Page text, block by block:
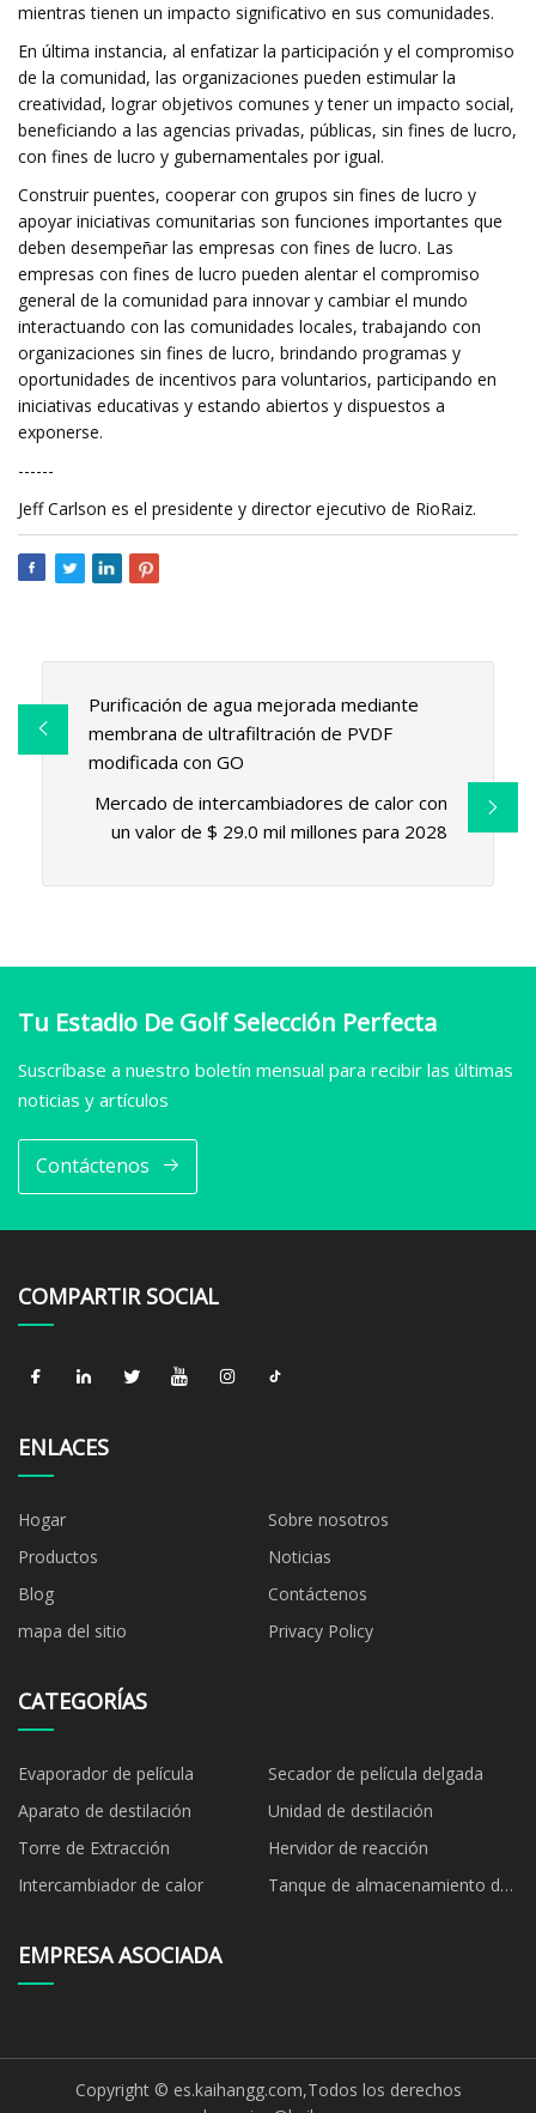
mientras tienen un impacto significativo en sus comunidades.
En última instancia, al enfatizar la participación y el compromiso
de la comunidad, las organizaciones pueden estimular la
creatividad, lograr objetivos comunes y tener un impacto social,
beneficiando a las agencias privadas, públicas, sin fines de lucro,
con fines de lucro y gubernamentales por igual.
Construir puentes, cooperar con grupos sin fines de lucro y
apoyar iniciativas comunitarias son funciones importantes que
deben desempeñar las empresas con fines de lucro. Las
empresas con fines de lucro pueden alentar el compromiso
general de la comunidad para innovar y cambiar el mundo
interactuando con las comunidades locales, trabajando con
organizaciones sin fines de lucro, brindando programas y
oportunidades de incentivos para voluntarios, participando en
iniciativas educativas y estando abiertos y dispuestos a
exponerse.
------
Jeff Carlson es el presidente y director ejecutivo de RioRaiz.
Purificación de agua mejorada mediante
membrana de ultrafiltración de PVDF
modificada con GO
Mercado de intercambiadores de calor con
un valor de $ 29.0 mil millones para 2028
Tu Estadio De Golf Selección Perfecta
Suscríbase a nuestro boletín mensual para recibir las últimas
noticias y artículos
Contáctenos
COMPARTIR SOCIAL
ENLACES
Hogar
Sobre nosotros
Productos
Noticias
Blog
Contáctenos
mapa del sitio
Privacy Policy
CATEGORÍAS
Evaporador de película
Secador de película delgada
Aparato de destilación
Unidad de destilación
Torre de Extracción
Hervidor de reacción
Intercambiador de calor
Tanque de almacenamiento de
EMPRESA ASOCIADA
Copyright © es.kaihangg.com,Todos los derechos